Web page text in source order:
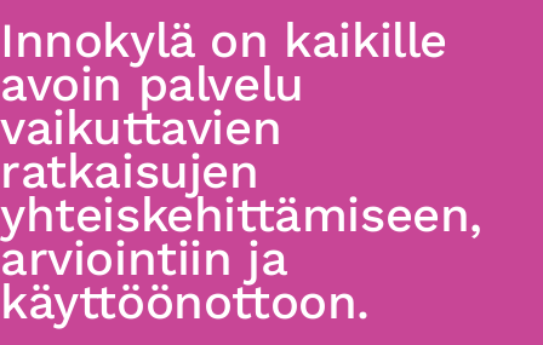
Innokylä on kaikille
avoin palvelu
vaikuttavien
ratkaisujen
yhteiskehittämiseen,
arviointiin ja
käyttöönottoon.